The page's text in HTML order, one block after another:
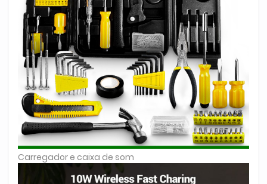
Carregador e caixa de som